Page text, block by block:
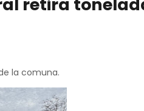
retira
la comuna.